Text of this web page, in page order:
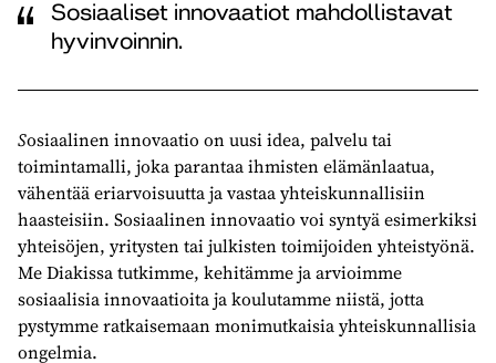
Sosiaaliset innovaatiot mahdollistavat
hyvinvoinnin.
Sosiaalinen innovaatio on uusi idea, palvelu tai
toimintamalli, joka parantaa ihmisten elämänlaatua,
vähentää eriarvoisuutta ja vastaa yhteiskunnallisiin
haasteisiin. Sosiaalinen innovaatio voi syntyä esimerkiksi
yhteisöjen, yritysten tai julkisten toimijoiden yhteistyönä.
Me Diakissa tutkimme, kehitämme ja arvioimme
sosiaalisia innovaatioita ja koulutamme niistä, jotta
pystymme ratkaisemaan monimutkaisia yhteiskunnallisia
ongelmia.​